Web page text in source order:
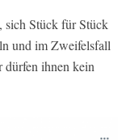
sich Stück für Stück
und im Zweifelsfall
dürfen ihnen kein